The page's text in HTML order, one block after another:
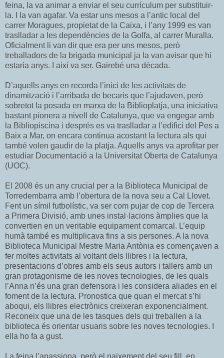
feina, la va animar a enviar el seu currículum per substituir-
la. I la van agafar. Va estar uns mesos a l’antic local del
carrer Moragues, propietat de la Caixa, i l’any 1999 es van
traslladar a les dependències de la Golfa, al carrer Muralla.
Oficialment li van dir que era per uns mesos, però
treballadors de la brigada municipal ja la van avisar que hi
estaria anys. I així va ser. Gairebé una dècada.
D’aquells anys en recorda l’inici de les activitats de
dinamització i l’arribada de becaris que l’ajudaven, però
sobretot la posada en marxa de la Biblioplatja, una iniciativa
bastant pionera a nivell de Catalunya, que va engegar amb
la Bibliopiscina i després es va traslladar a l’edifici del Pes a
Baix a Mar, on encara continua acostant la lectura als qui
també volen gaudir de la platja. Aquells anys va aprofitar per
estudiar Documentació a la Universitat Oberta de Catalunya
(UOC).
El 2008 és un any crucial per a la Biblioteca Municipal de
Torredembarra amb l’obertura de la nova seu a Cal Llovet.
Fent un símil futbolístic, va ser com pujar de cop de Tercera
a Primera Divisió, amb unes instal·lacions àmplies que la
convertien en un veritable equipament comarcal. L’equip
humà també es multiplicava fins a sis persones. A la nova
Biblioteca Municipal Mestre Maria Antònia es començaven a
fer moltes activitats al voltant dels llibres i la lectura,
presentacions d’obres amb els seus autors i tallers amb un
gran protagonisme de les noves tecnologies, de les quals
l’Anna n’és una gran defensora i les considera aliades en el
foment de la lectura. Pronostica que quan el mercat s’hi
aboqui, els llibres electrònics creixeran exponencialment.
Reconeix que una de les tasques dels qui treballen a la
biblioteca és orientar usuaris sobre les noves tecnologies. I
ella ho fa a gust.
La feina l’apassiona, però el naixement del seu fill, en